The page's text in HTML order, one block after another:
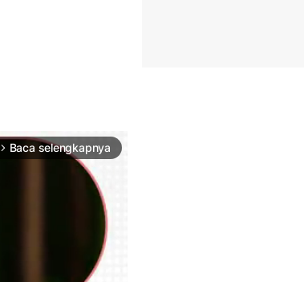
arrow_forward_ios Baca selengkapnya